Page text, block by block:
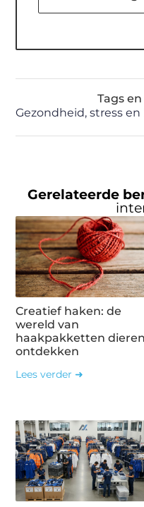
Tags
Gezondheid,stress
Gerelateerde
Creatief haken: de
wereld van
haakpakketten dieren
ontdekken
Lees verder ➜